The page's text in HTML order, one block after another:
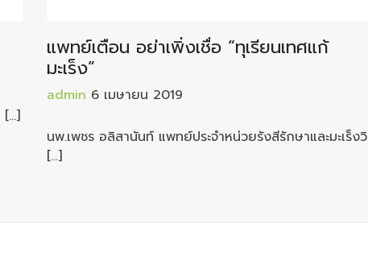
[…]
แพทย์เตือน อย่าเพิ่งเชื่อ “ทุเรียนเทศแก้
มะเร็ง”
admin 6 เมษายน 2019
นพ.เพชร อลิสานันท์ แพทย์ประจำหน่วยรังสีรักษาและมะเร็งวิ
[…]